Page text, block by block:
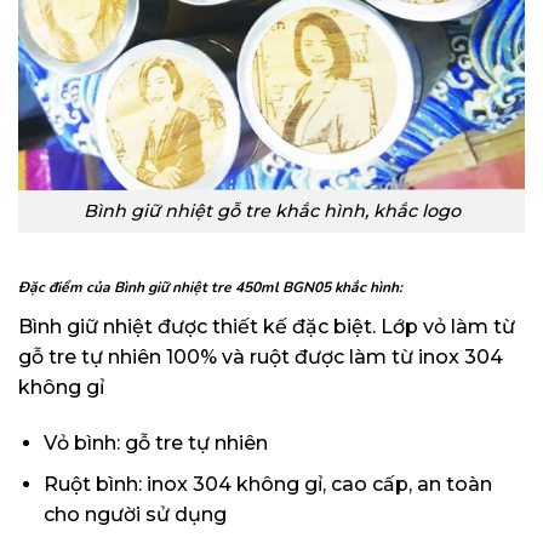
Bình giữ nhiệt gỗ tre khắc hình, khắc logo
Đặc điểm của Bình giữ nhiệt tre 450ml BGN05 khắc hình:
Bình giữ nhiệt được thiết kế đặc biệt. Lớp vỏ làm từ
gỗ tre tự nhiên 100% và ruột được làm từ inox 304
không gỉ
Vỏ bình: gỗ tre tự nhiên
Ruột bình: inox 304 không gỉ, cao cấp, an toàn
cho người sử dụng